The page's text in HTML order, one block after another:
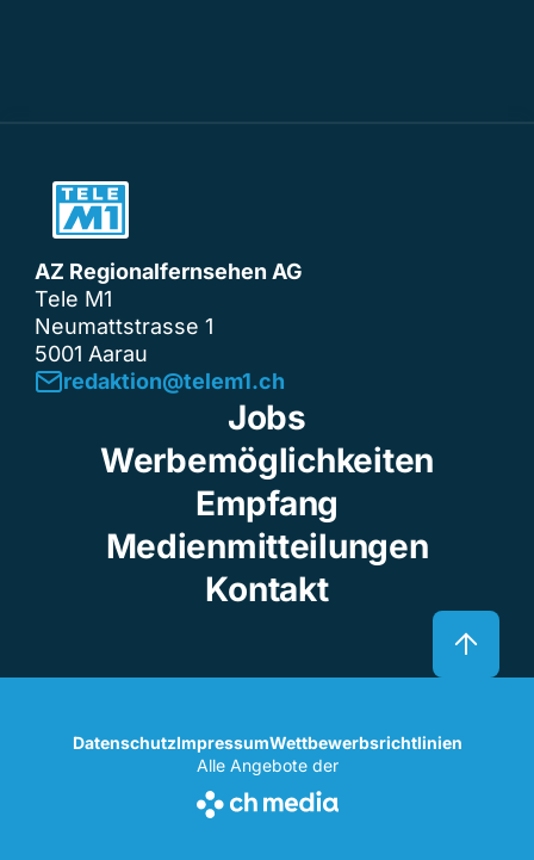
AZ Regionalfernsehen AG
Tele M1
Neumattstrasse 1
5001 Aarau
redaktion@telem1.ch
Jobs
Werbemöglichkeiten
Empfang
Medienmitteilungen
Kontakt
DatenschutzImpressumWettbewerbsrichtlinien
Alle Angebote der